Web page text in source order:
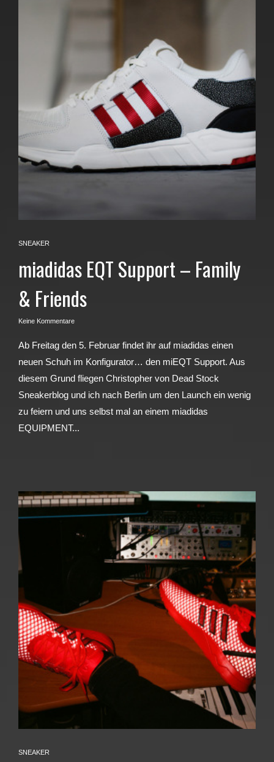
SNEAKER
miadidas EQT Support – Family
& Friends
Keine Kommentare
Ab Freitag den 5. Februar findet ihr auf miadidas einen
neuen Schuh im Konfigurator… den miEQT Support. Aus
diesem Grund fliegen Christopher von Dead Stock
Sneakerblog und ich nach Berlin um den Launch ein wenig
zu feiern und uns selbst mal an einem miadidas
EQUIPMENT...
SNEAKER